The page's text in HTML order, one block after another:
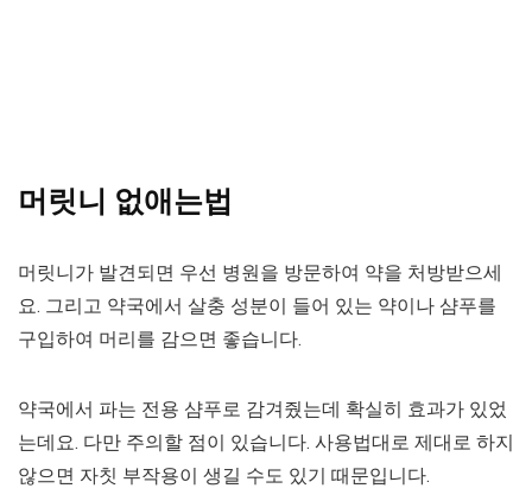
머릿니 없애는법
머릿니가 발견되면 우선 병원을 방문하여 약을 처방받으세
요. 그리고 약국에서 살충 성분이 들어 있는 약이나 샴푸를
구입하여 머리를 감으면 좋습니다.
약국에서 파는 전용 샴푸로 감겨줬는데 확실히 효과가 있었
는데요. 다만 주의할 점이 있습니다. 사용법대로 제대로 하지
않으면 자칫 부작용이 생길 수도 있기 때문입니다.